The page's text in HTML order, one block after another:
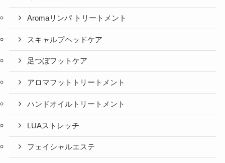
Aromaリンパ トリートメント
スキャルプヘッドケア
足つぼフットケア
アロマフットトリートメント
ハンドオイルトリートメント
LUAストレッチ
フェイシャルエステ